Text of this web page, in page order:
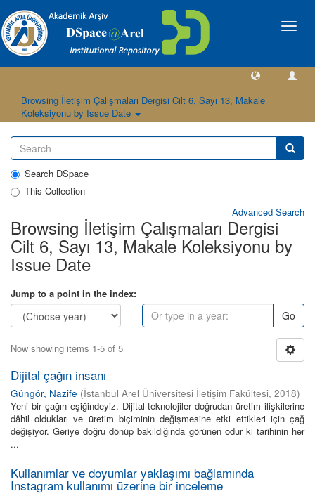
Toggle
Browsing İletişim Çalışmaları Dergisi Cilt 6, Sayı 13, Makale
Koleksiyonu by Issue Date
Search DSpace
This Collection
Advanced Search
Browsing İletişim Çalışmaları Dergisi
Cilt 6, Sayı 13, Makale Koleksiyonu by
Issue Date
Jump to a point in the index:
Go
Now showing items 1-5 of 5
Dijital çağın insanı
Güngör, Nazife (İstanbul Arel Üniversitesi İletişim Fakültesi, 2018)
Yeni bir çağın eşiğindeyiz. Dijital teknolojiler doğrudan üretim ilişkilerine
dâhil oldukları ve üretim biçiminin değişmesine etki ettikleri için çağ
değişiyor. Geriye doğru dönüp bakıldığında görünen odur ki tarihinin her
...
Kullanımlar ve doyumlar yaklaşımı bağlamında
Instagram kullanımı üzerine bir inceleme